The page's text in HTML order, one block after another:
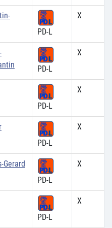
PD-L
X
PD-L
X
PD-L
X
PD-L
X
Gerard
PD-L
X
PD-L
X